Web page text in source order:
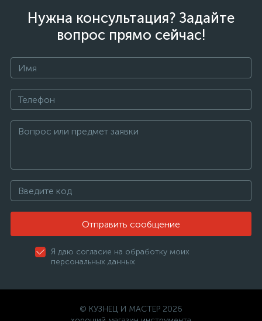
Нужна консультация? Задайте
вопрос прямо сейчас!
Отправить сообщение
Я даю согласие на обработку моих
персональных данных
© КУЗНЕЦ И МАСТЕР 2026